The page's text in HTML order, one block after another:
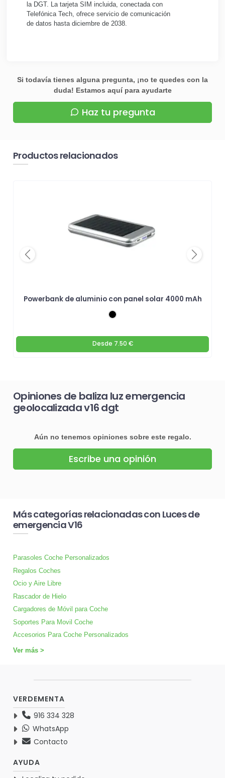
la DGT. La tarjeta SIM incluida, conectada con
Telefónica Tech, ofrece servicio de comunicación
de datos hasta diciembre de 2038.
Si todavía tienes alguna pregunta, ¡no te quedes con la
duda! Estamos aquí para ayudarte
Haz tu pregunta
Productos relacionados
Powerbank de aluminio con panel solar 4000 mAh
Desde 7.50 €
Previous Next
Opiniones de baliza luz emergencia
geolocalizada v16 dgt
Aún no tenemos opiniones sobre este regalo.
Escribe una opinión
Más categorías relacionadas con Luces de
emergencia V16
Parasoles Coche Personalizados
Regalos Coches
Ocio y Aire Libre
Rascador de Hielo
Cargadores de Móvil para Coche
Soportes Para Movil Coche
Accesorios Para Coche Personalizados
Ver más >
VERDEMENTA
916 334 328
WhatsApp
Contacto
AYUDA